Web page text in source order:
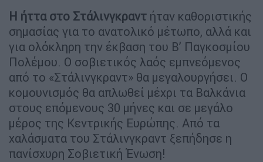
Η ήττα στο Στάλινγκραντ ήταν καθοριστικής
σημασίας για το ανατολικό μέτωπο, αλλά και
για ολόκληρη την έκβαση του Β’ Παγκοσμίου
Πολέμου. Ο σοβιετικός λαός εμπνεόμενος
από το «Στάλινγκραντ» θα μεγαλουργήσει. Ο
κομουνισμός θα απλωθεί μέχρι τα Βαλκάνια
στους επόμενους 30 μήνες και σε μεγάλο
μέρος της Κεντρικής Ευρώπης. Από τα
χαλάσματα του Στάλινγκραντ ξεπήδησε η
πανίσχυρη Σοβιετική Ένωση!